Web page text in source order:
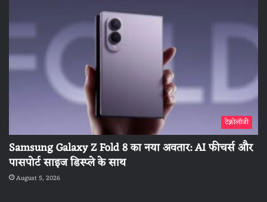
टेक्नोलॉजी
Samsung Galaxy Z Fold 8 का नया अवतार: AI फीचर्स और
पासपोर्ट साइज डिस्प्ले के साथ
August 5, 2026